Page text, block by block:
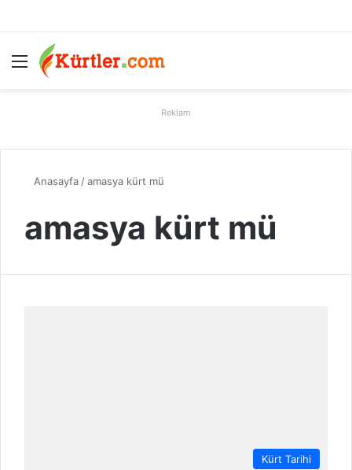
Menü
Reklam
Anasayfa /amasya kürt mü
amasya kürt mü
Kürt Tarihi